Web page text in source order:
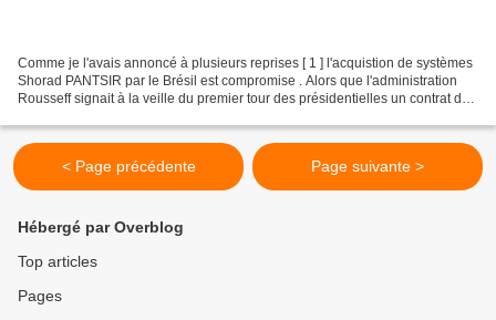
Comme je l'avais annoncé à plusieurs reprises [ 1 ] l'acquistion de systèmes
Shorad PANTSIR par le Brésil est compromise . Alors que l'administration
Rousseff signait à la veille du premier tour des présidentielles un contrat de
< Page précédente Page suivante >
Hébergé par Overblog
Top articles
Pages